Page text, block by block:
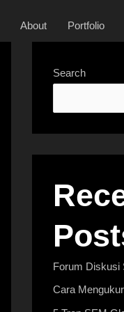
About Portfolio
Search
Forum Diskusi
Cara